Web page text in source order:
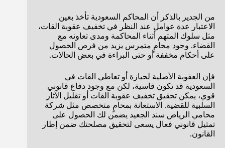
من الجدير بالذكر أن المحاكم السعودية تأخذ بعين
الاعتبار عدة عوامل عند النظر في تخفيف عقوبة القات،
مثل سلوك المتهم أثناء المحاكمة ومدى تعاونه مع
القضاء. وجود محامٍ متمرس يزيد من فرص الحصول
على أحكام مخففة أو حتى البراءة في بعض الحالات.
فإن العقوبة الأصلية لحيازة أو تعاطي القات في
السعودية قد تكون قاسية، لكن مع وجود دفاع قانوني
قوي، يمكن تحقيق تخفيف عقوبة القات أو تقليل الآثار
السلبية للقضية. الاستعانة بمحامٍ متخصص مثل شركة
محامي الرياض سند الجعيد يضمن لك الحصول على
تمثيل قانوني فعال يسعى لتحقيق مصلحتك ضمن إطار
القانون.